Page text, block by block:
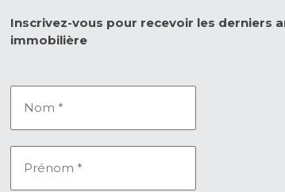
Inscrivez-vous pour recevoir les derniers
immobilière